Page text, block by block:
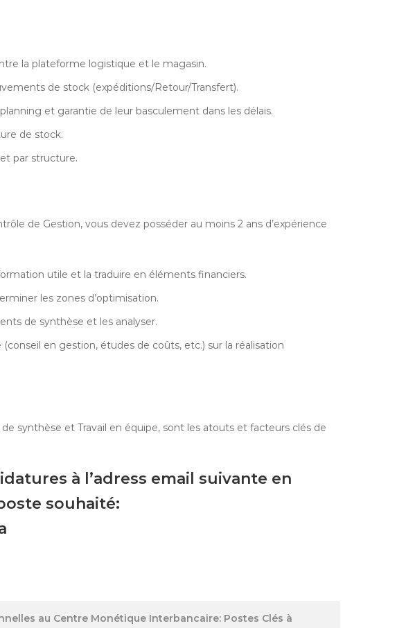
la plateforme logistique et le magasin.
de stock (expéditions/Retour/Transfert).
et garantie de leur basculement dans les délais.
de stock.
par structure.
de Gestion, vous devez posséder au moins 2 ans d’expérience
utile et la traduire en éléments financiers.
les zones d’optimisation.
de synthèse et les analyser.
en gestion, études de coûts, etc.) sur la réalisation
synthèse et Travail en équipe, sont les atouts et facteurs clés de
à l’adress email suivante en
souhaité:
au Centre Monétique Interbancaire: Postes Clés à